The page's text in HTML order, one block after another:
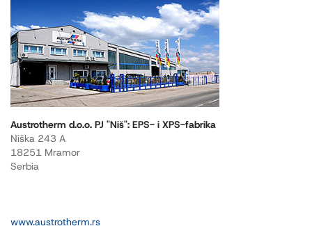
Austrotherm d.o.o. PJ "Niš": EPS- i XPS-fabrika
Niška 243 A
18251 Mramor
Serbia
www.austrotherm.rs